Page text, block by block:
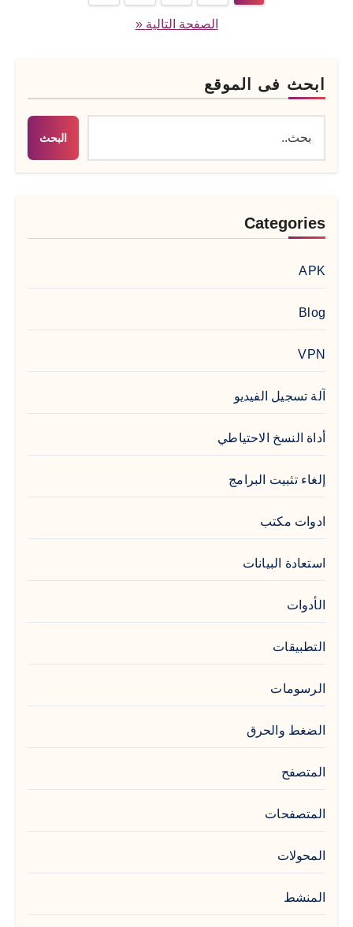
الصفحة التالية «
ابحث فى الموقع
البحث
Categories
APK
Blog
VPN
آلة تسجيل الفيديو
أداة النسخ الاحتياطي
إلغاء تثبيت البرامج
ادوات مكتب
استعادة البيانات
الأدوات
التطبيقات
الرسومات
الضغط والحرق
المتصفح
المتصفحات
المحولات
المنشط